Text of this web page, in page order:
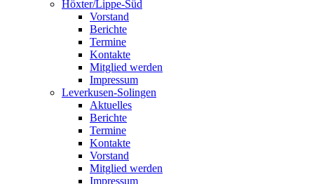
Höxter/Lippe-Süd
Vorstand
Berichte
Termine
Kontakte
Mitglied werden
Impressum
Leverkusen-Solingen
Aktuelles
Berichte
Termine
Kontakte
Vorstand
Mitglied werden
Impressum